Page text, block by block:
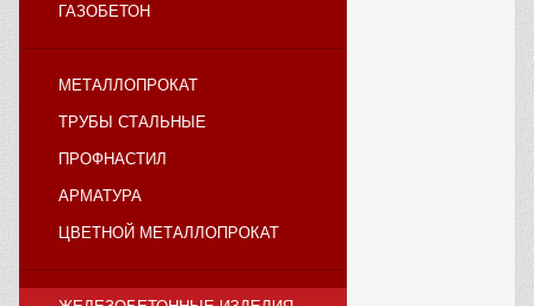
ГАЗОБЕТОН
МЕТАЛЛОПРОКАТ
ТРУБЫ СТАЛЬНЫЕ
ПРОФНАСТИЛ
АРМАТУРА
ЦВЕТНОЙ МЕТАЛЛОПРОКАТ